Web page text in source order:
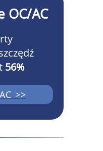
OC/AC
56%
>>